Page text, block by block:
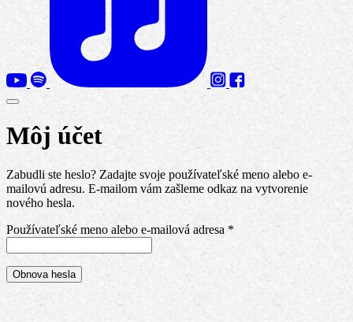
Môj účet
Zabudli ste heslo? Zadajte svoje používateľské meno alebo e-
mailovú adresu. E-mailom vám zašleme odkaz na vytvorenie
nového hesla.
Používateľské meno alebo e-mailová adresa *
Obnova hesla